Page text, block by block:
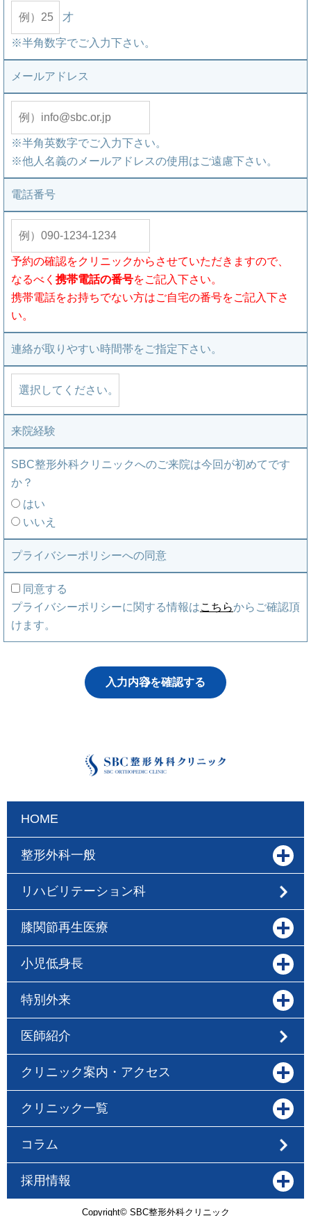
才
※半角数字でご入力下さい。
メールアドレス
※半角英数字でご入力下さい。
※他人名義のメールアドレスの使用はご遠慮下さい。
電話番号
予約の確認をクリニックからさせていただきますので、
なるべく 携帯電話の番号をご記入下さい。
携帯電話をお持ちでない方はご自宅の番号をご記入下さ
い。
連絡が取りやすい時間帯をご指定下さい。
来院経験
SBC整形外科クリニックへのご来院は今回が初めてです
か？
はい
いいえ
プライバシーポリシーへの同意
同意する
プライバシーポリシーに関する情報はこちらからご確認頂
けます。
HOME
整形外科一般
リハビリテーション科
膝関節再生医療
小児低身長
特別外来
医師紹介
クリニック案内・アクセス
クリニック一覧
コラム
採用情報
Copyright© SBC整形外科クリニック